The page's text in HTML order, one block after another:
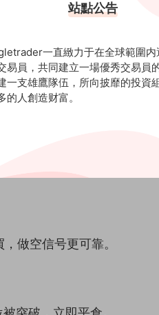
Area)。例如：
做空信号更可靠。
站點公告
一直緻力于在全球範圍内
易員，共同建立一場優秀交易員
一支雄鷹隊伍，所向披靡的投資
的人創造财富。